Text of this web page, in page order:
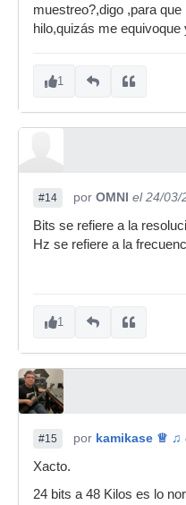
muestreo?,digo ,para que
hilo,quizás me equivoque
1
#14 por OMNI el 24/03/
Bits se refiere a la
Hz se refiere a la
1
#15 por kamikase ♕ ♫
Xacto.
24 bits a 48 Kilos es lo